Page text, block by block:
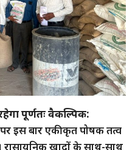
पूर्णतः वैकल्पिक:
इस बार एकीकृत पोषक तत्व
रासायनिक खादों के साथ-साथ